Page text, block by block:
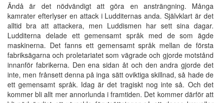
Ändå är det nödvändigt att göra en ansträngning. Många
kamrater efterlyser en attack i Ludditernas anda. Självklart är det
alltid bra att attackera, men Luddismen har sett sina dagar.
Ludditerna delade ett gemensamt språk med de som ägde
maskinerna. Det fanns ett gemensamt språk mellan de första
fabriksägarna och proletariatet som vägrade och gjorde motstånd
innanför fabrikerna. Den ena sidan åt och den andra gjorde det
inte, men frånsett denna på inga sätt oviktiga skillnad, så hade de
ett gemensamt språk. Idag är det tragiskt nog inte så. Och det
kommer bli allt mer annorlunda i framtiden. Det kommer därför att